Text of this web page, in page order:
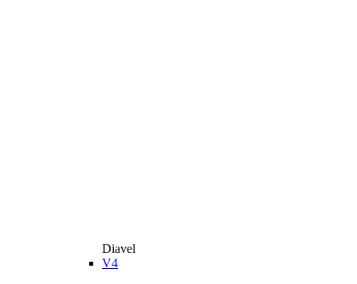
Diavel
V4